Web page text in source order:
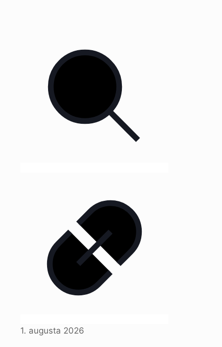
1. augusta 2026